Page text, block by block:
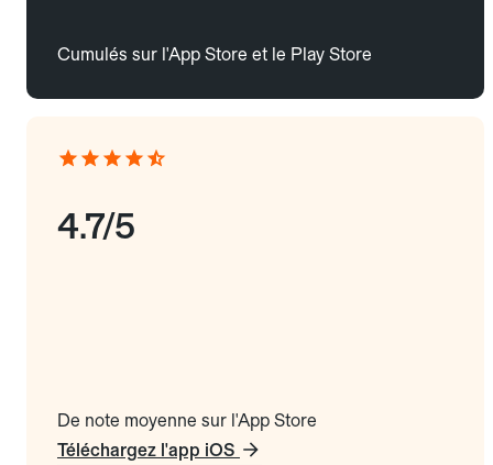
Cumulés sur l'App Store et le Play Store
4.7/5
De note moyenne sur l'App Store
Téléchargez l'app iOS